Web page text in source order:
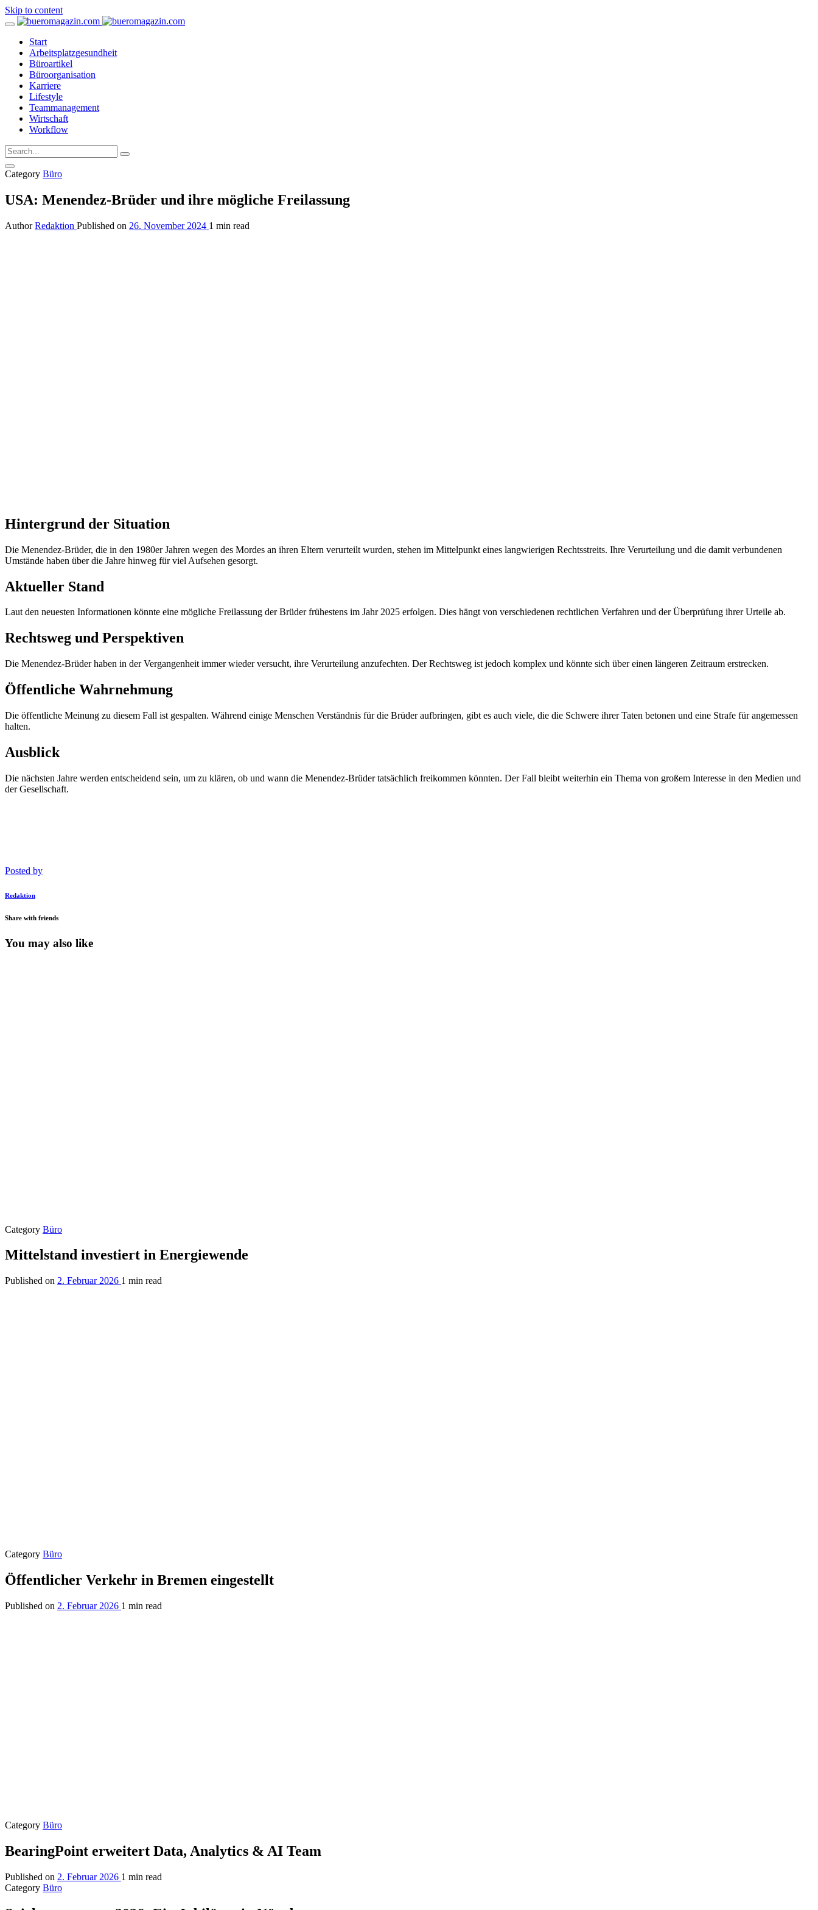
Skip to content
Start
Arbeitsplatzgesundheit
Büroartikel
Büroorganisation
Karriere
Lifestyle
Teammanagement
Wirtschaft
Workflow
Category Büro
USA: Menendez-Brüder und ihre mögliche Freilassung
Author Redaktion Published on 26. November 2024 1 min read
Hintergrund der Situation
Die Menendez-Brüder, die in den 1980er Jahren wegen des Mordes an ihren Eltern verurteilt wurden, stehen im Mittelpunkt eines langwierigen Rechtsstreits. Ihre Verurteilung und die damit verbundenen
Umstände haben über die Jahre hinweg für viel Aufsehen gesorgt.
Aktueller Stand
Laut den neuesten Informationen könnte eine mögliche Freilassung der Brüder frühestens im Jahr 2025 erfolgen. Dies hängt von verschiedenen rechtlichen Verfahren und der Überprüfung ihrer Urteile ab.
Rechtsweg und Perspektiven
Die Menendez-Brüder haben in der Vergangenheit immer wieder versucht, ihre Verurteilung anzufechten. Der Rechtsweg ist jedoch komplex und könnte sich über einen längeren Zeitraum erstrecken.
Öffentliche Wahrnehmung
Die öffentliche Meinung zu diesem Fall ist gespalten. Während einige Menschen Verständnis für die Brüder aufbringen, gibt es auch viele, die die Schwere ihrer Taten betonen und eine Strafe für angemessen
halten.
Ausblick
Die nächsten Jahre werden entscheidend sein, um zu klären, ob und wann die Menendez-Brüder tatsächlich freikommen könnten. Der Fall bleibt weiterhin ein Thema von großem Interesse in den Medien und
der Gesellschaft.
Posted by
Redaktion
Share with friends
You may also like
Category Büro
Mittelstand investiert in Energiewende
Published on 2. Februar 2026 1 min read
Category Büro
Öffentlicher Verkehr in Bremen eingestellt
Published on 2. Februar 2026 1 min read
Category Büro
BearingPoint erweitert Data, Analytics & AI Team
Published on 2. Februar 2026 1 min read
Category Büro